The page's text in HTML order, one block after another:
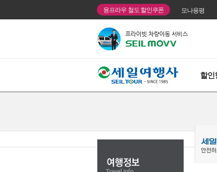
융프라우 철도 할인쿠폰 모나용평
할인